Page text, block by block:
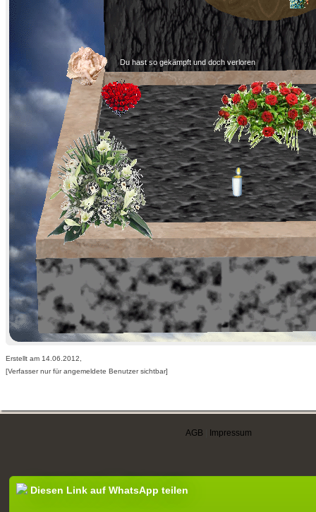
Du hast so gekämpft und doch verloren
Erstellt am 14.06.2012,
[Verfasser nur für angemeldete Benutzer sichtbar]
AGB Impressum
Diesen Link auf WhatsApp teilen